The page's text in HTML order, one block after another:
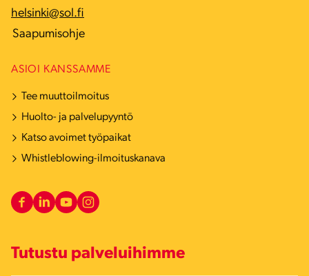
helsinki@sol.fi
Saapumisohje
ASIOI KANSSAMME
Tee muuttoilmoitus
Huolto- ja palvelupyyntö
Katso avoimet työpaikat
Whistleblowing-ilmoituskanava
Tutustu palveluihimme